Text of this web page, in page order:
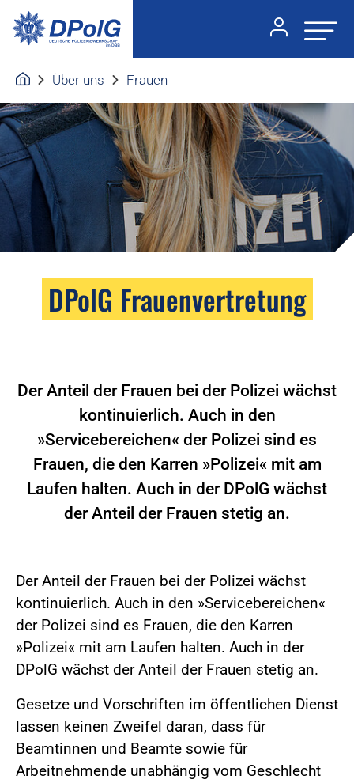
Über uns Frauen
DPolG Frauenvertretung
Der Anteil der Frauen bei der Polizei wächst
kontinuierlich. Auch in den
»Servicebereichen« der Polizei sind es
Frauen, die den Karren »Polizei« mit am
Laufen halten. Auch in der DPolG wächst
der Anteil der Frauen stetig an.
Der Anteil der Frauen bei der Polizei wächst
kontinuierlich. Auch in den »Servicebereichen«
der Polizei sind es Frauen, die den Karren
»Polizei« mit am Laufen halten. Auch in der
DPolG wächst der Anteil der Frauen stetig an.
Gesetze und Vorschriften im öffentlichen Dienst
lassen keinen Zweifel daran, dass für
Beamtinnen und Beamte sowie für
Arbeitnehmende unabhängig vom Geschlecht